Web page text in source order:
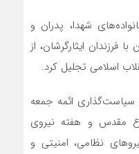
شهدا، پدران و
فرزندان ایثارگرشان، از
اسلامی تجلیل کرد.
سیاست‌گذاری ائمه جمعه
مقدس و هفته نیروی
نظامی، امنیتی و